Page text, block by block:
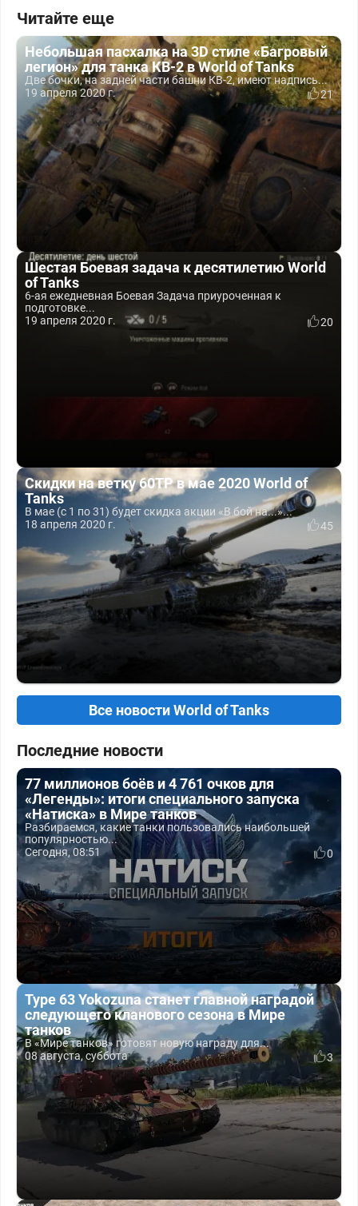
Читайте еще
Небольшая пасхалка на 3D стиле «Багровый
легион» для танка КВ-2 в World of Tanks
Две бочки, на задней части башни КВ-2, имеют надпись...
19 апреля 2020 г.
21
Шестая Боевая задача к десятилетию World
of Tanks
6-ая ежедневная Боевая Задача приуроченная к
подготовке...
19 апреля 2020 г.
20
Скидки на ветку 60TP в мае 2020 World of
Tanks
В мае (с 1 по 31) будет скидка акции «В бой на...»...
18 апреля 2020 г.
45
Все новости World of Tanks
Последние новости
77 миллионов боёв и 4 761 очков для
«Легенды»: итоги специального запуска
«Натиска» в Мире танков
Разбираемся, какие танки пользовались наибольшей
популярностью...
Сегодня, 08:51
0
Type 63 Yokozuna станет главной наградой
следующего кланового сезона в Мире
танков
В «Мире танков» готовят новую награду для...
08 августа, суббота
3